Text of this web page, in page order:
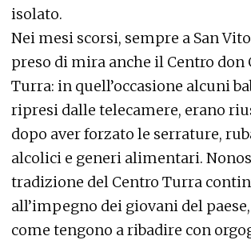
isolato.
Nei mesi scorsi, sempre a San
preso di mira anche il Centro don
Turra: in quell’occasione alcuni
ripresi dalle telecamere, erano
dopo aver forzato le serrature,
alcolici e generi alimentari.
tradizione del Centro Turra
all’impegno dei giovani del
come tengono a ribadire con